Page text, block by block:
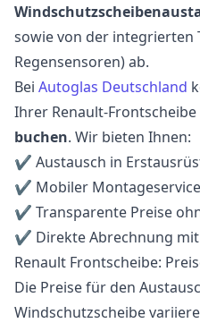
sowie von der integrierten
Regensensoren) ab.
Bei Autoglas Deutschland
Ihrer Renault-Frontscheibe
buchen. Wir bieten Ihnen:
✔ Austausch in
✔ Mobiler
✔ Transparente Preise
✔ Direkte Abrechnung
Renault Frontscheibe:
Die Preise für den
Windschutzscheibe